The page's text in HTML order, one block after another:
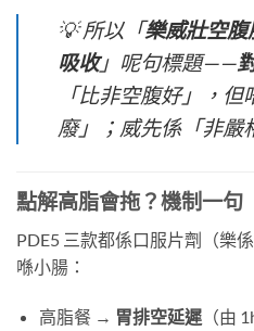
💡 所以「樂威壯空腹
吸收」呢句標題——
「比非空腹好」，
廢」；威先係「非嚴
點解高脂會拖？機制一句
PDE5 三款都係口服片劑（樂
喺小腸：
高脂餐 → 胃排空延遲（由